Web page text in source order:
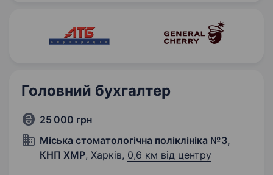
Головний бухгалтер
25 000 грн
Міська стоматологічна поліклініка №3,
КНП ХМР, Харків, 0,6 км від центру